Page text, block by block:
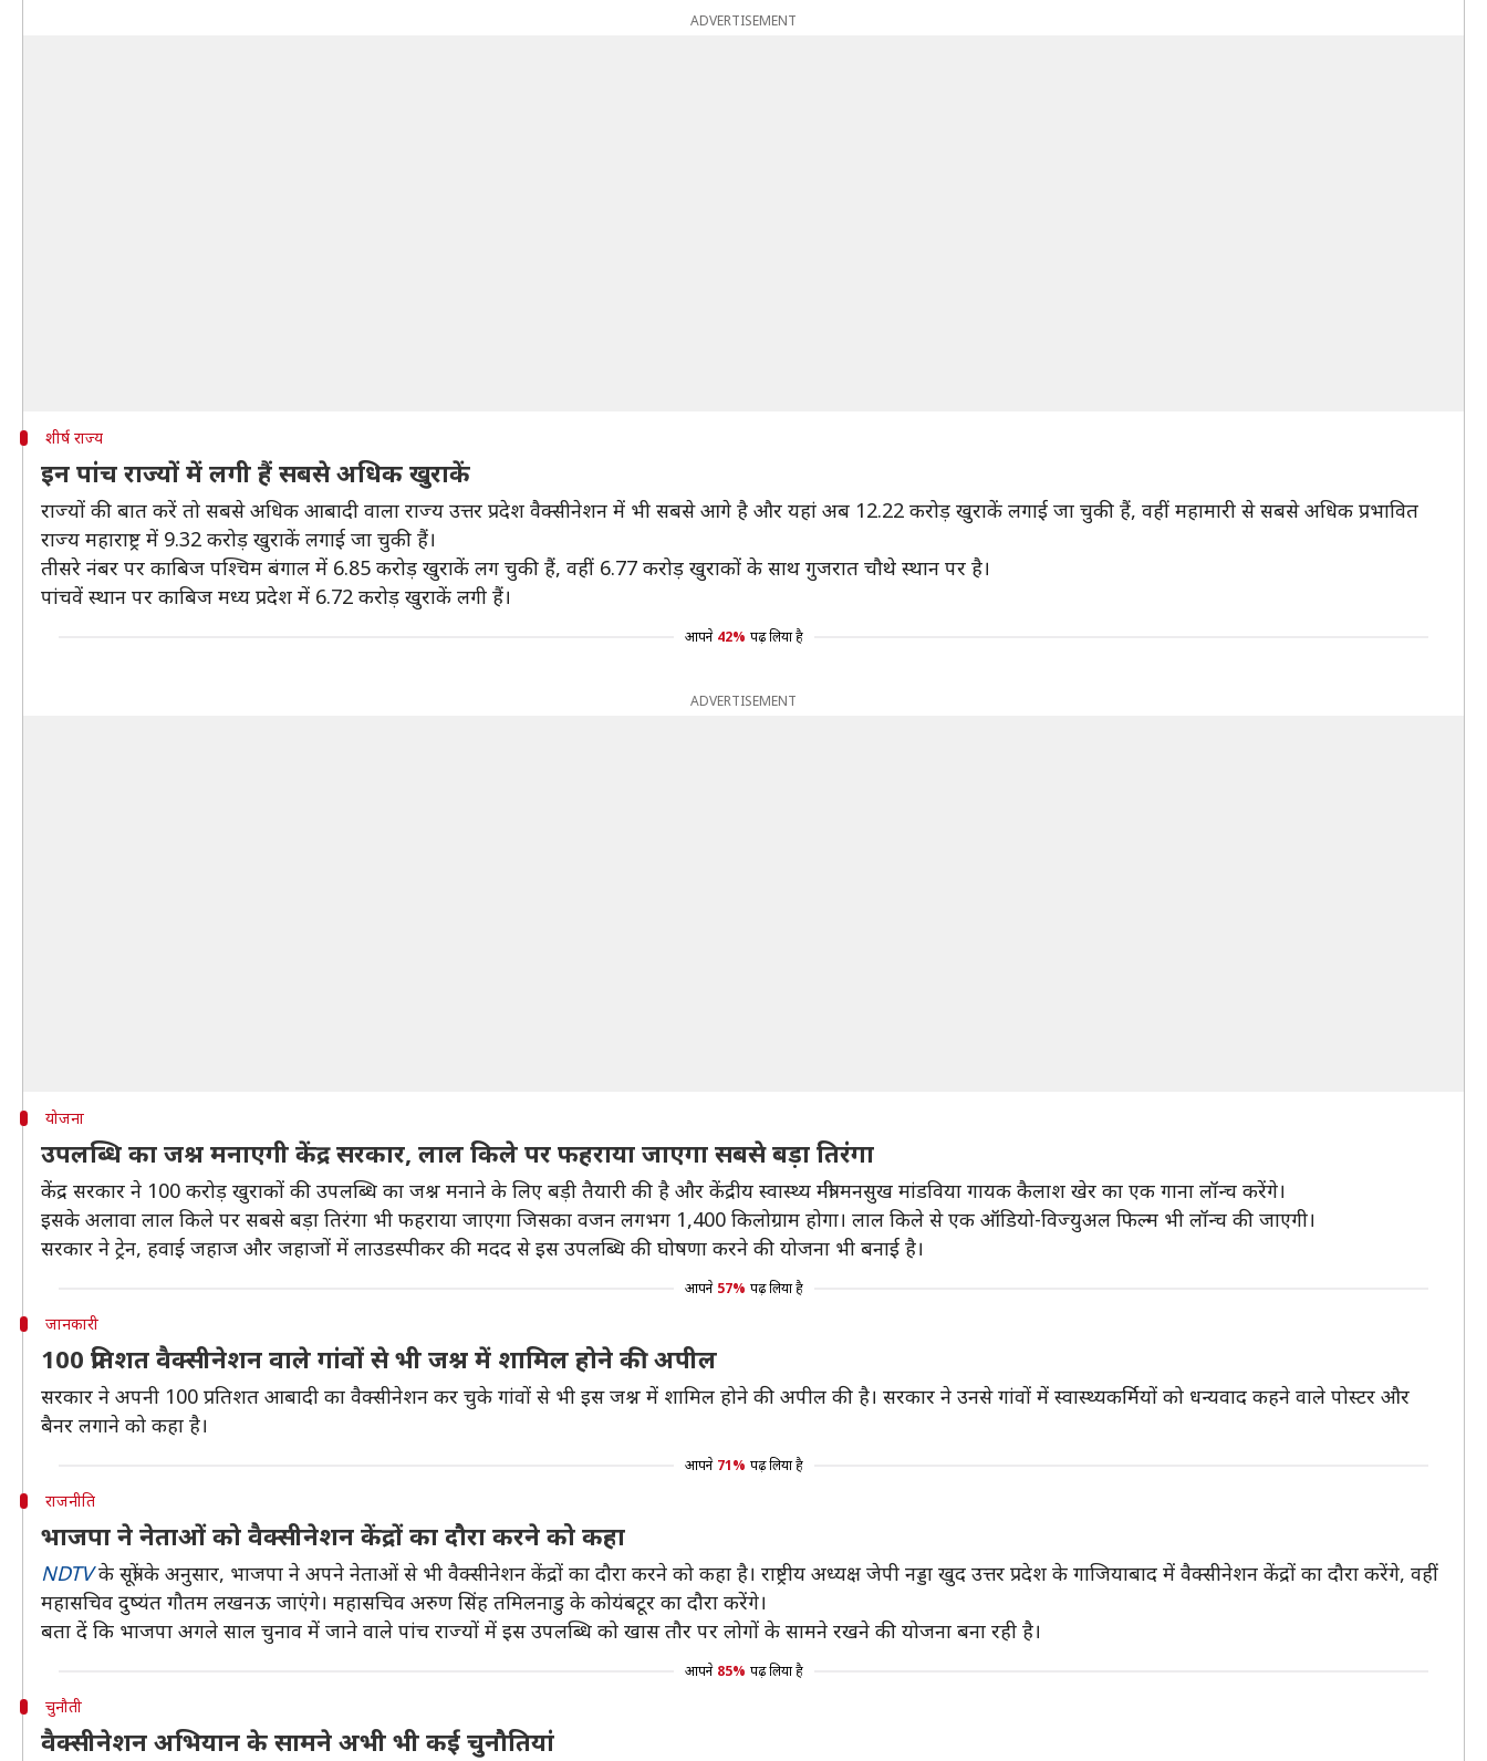
ADVERTISEMENT
शीर्ष राज्य
इन पांच राज्यों में लगी हैं सबसे अधिक खुराकें
राज्यों की बात करें तो सबसे अधिक आबादी वाला राज्य उत्तर प्रदेश वैक्सीनेशन में भी सबसे आगे है और यहां अब 12.22 करोड़ खुराकें लगाई जा चुकी हैं, वहीं महामारी से सबसे अधिक प्रभावित
राज्य महाराष्ट्र में 9.32 करोड़ खुराकें लगाई जा चुकी हैं।
तीसरे नंबर पर काबिज पश्चिम बंगाल में 6.85 करोड़ खुराकें लग चुकी हैं, वहीं 6.77 करोड़ खुराकों के साथ गुजरात चौथे स्थान पर है।
पांचवें स्थान पर काबिज मध्य प्रदेश में 6.72 करोड़ खुराकें लगी हैं।
आपने 42% पढ़ लिया है
ADVERTISEMENT
योजना
उपलब्धि का जश्न मनाएगी केंद्र सरकार, लाल किले पर फहराया जाएगा सबसे बड़ा तिरंगा
केंद्र सरकार ने 100 करोड़ खुराकों की उपलब्धि का जश्न मनाने के लिए बड़ी तैयारी की है और केंद्रीय स्वास्थ्य मंत्री मनसुख मांडविया गायक कैलाश खेर का एक गाना लॉन्च करेंगे।
इसके अलावा लाल किले पर सबसे बड़ा तिरंगा भी फहराया जाएगा जिसका वजन लगभग 1,400 किलोग्राम होगा। लाल किले से एक ऑडियो-विज्युअल फिल्म भी लॉन्च की जाएगी।
सरकार ने ट्रेन, हवाई जहाज और जहाजों में लाउडस्पीकर की मदद से इस उपलब्धि की घोषणा करने की योजना भी बनाई है।
आपने 57% पढ़ लिया है
जानकारी
100 प्रतिशत वैक्सीनेशन वाले गांवों से भी जश्न में शामिल होने की अपील
सरकार ने अपनी 100 प्रतिशत आबादी का वैक्सीनेशन कर चुके गांवों से भी इस जश्न में शामिल होने की अपील की है। सरकार ने उनसे गांवों में स्वास्थ्यकर्मियों को धन्यवाद कहने वाले पोस्टर और
बैनर लगाने को कहा है।
आपने 71% पढ़ लिया है
राजनीति
भाजपा ने नेताओं को वैक्सीनेशन केंद्रों का दौरा करने को कहा
NDTVके सूत्रों के अनुसार, भाजपा ने अपने नेताओं से भी वैक्सीनेशन केंद्रों का दौरा करने को कहा है। राष्ट्रीय अध्यक्ष जेपी नड्डा खुद उत्तर प्रदेश के गाजियाबाद में वैक्सीनेशन केंद्रों का दौरा करेंगे, वहीं
महासचिव दुष्यंत गौतम लखनऊ जाएंगे। महासचिव अरुण सिंह तमिलनाडु के कोयंबटूर का दौरा करेंगे।
बता दें कि भाजपा अगले साल चुनाव में जाने वाले पांच राज्यों में इस उपलब्धि को खास तौर पर लोगों के सामने रखने की योजना बना रही है।
आपने 85% पढ़ लिया है
चुनौती
वैक्सीनेशन अभियान के सामने अभी भी कई चुनौतियां